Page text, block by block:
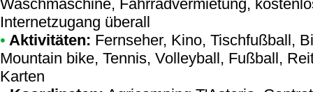
Waschmaschine, Fahrradvermietung,
Internetzugang überall
• Aktivitäten: Fernseher, Kino, Tischfußball,
Mountain bike, Tennis, Volleyball, Fußball,
Karten